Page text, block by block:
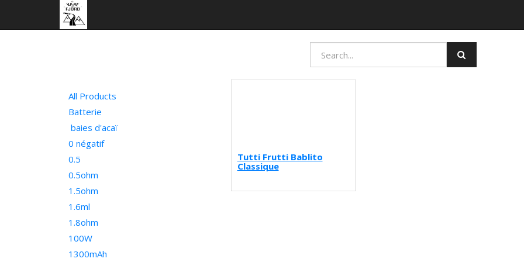
All Products
Batterie
baies d'acaï
0 négatif
0.5
0.5ohm
1.5ohm
1.6ml
1.8ohm
100W
1300mAh
Tutti Frutti Bablito
Classique